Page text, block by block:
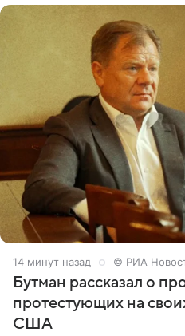
14 минут назад © РИА
Бутман рассказал о
протестующих на
США